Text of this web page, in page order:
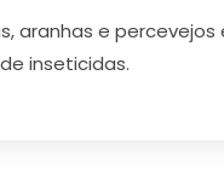
e
inseticidas.